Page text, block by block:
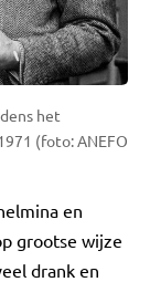
het
(foto: ANEFO
en
grootse wijze
drank en